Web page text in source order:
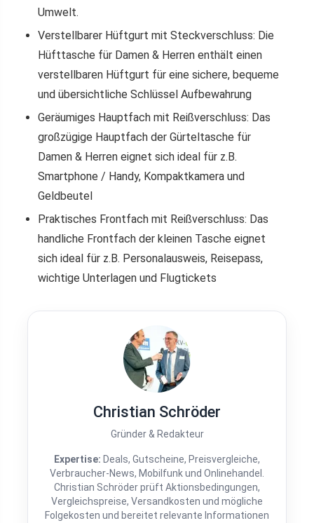
Umwelt.
Verstellbarer Hüftgurt mit Steckverschluss: Die
Hüfttasche für Damen & Herren enthält einen
verstellbaren Hüftgurt für eine sichere, bequeme
und übersichtliche Schlüssel Aufbewahrung
Geräumiges Hauptfach mit Reißverschluss: Das
großzügige Hauptfach der Gürteltasche für
Damen & Herren eignet sich ideal für z.B.
Smartphone / Handy, Kompaktkamera und
Geldbeutel
Praktisches Frontfach mit Reißverschluss: Das
handliche Frontfach der kleinen Tasche eignet
sich ideal für z.B. Personalausweis, Reisepass,
wichtige Unterlagen und Flugtickets
Christian Schröder
Gründer & Redakteur
Expertise: Deals, Gutscheine, Preisvergleiche,
Verbraucher-News, Mobilfunk und Onlinehandel.
Christian Schröder prüft Aktionsbedingungen,
Vergleichspreise, Versandkosten und mögliche
Folgekosten und bereitet relevante Informationen